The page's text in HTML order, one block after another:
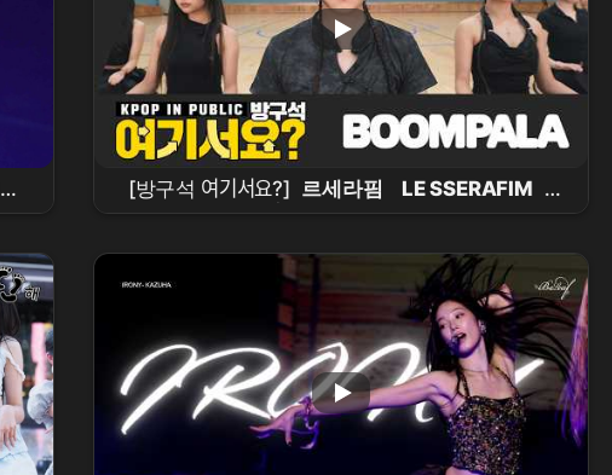
[방구석 여기서요?] 르세라핌 LE SSERAFIM -
BOOMPALA | 커버댄스 Dance Cover